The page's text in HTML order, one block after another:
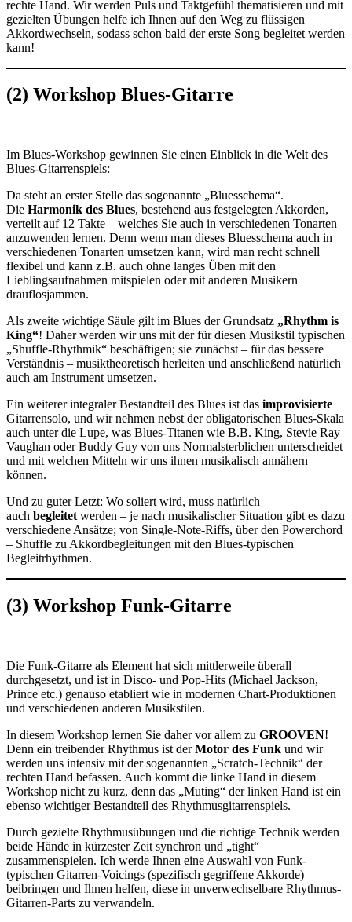
rechte Hand. Wir werden Puls und Taktgefühl thematisieren und mit
gezielten Übungen helfe ich Ihnen auf den Weg zu flüssigen
Akkordwechseln, sodass schon bald der erste Song begleitet werden
kann!
(2) Workshop Blues-Gitarre
Im Blues-Workshop gewinnen Sie einen Einblick in die Welt des
Blues-Gitarrenspiels:
Da steht an erster Stelle das sogenannte „Bluesschema“.
Die Harmonik des Blues, bestehend aus festgelegten Akkorden,
verteilt auf 12 Takte – welches Sie auch in verschiedenen Tonarten
anzuwenden lernen. Denn wenn man dieses Bluesschema auch in
verschiedenen Tonarten umsetzen kann, wird man recht schnell
flexibel und kann z.B. auch ohne langes Üben mit den
Lieblingsaufnahmen mitspielen oder mit anderen Musikern
drauflosjammen.
Als zweite wichtige Säule gilt im Blues der Grundsatz „Rhythm is
King“! Daher werden wir uns mit der für diesen Musikstil typischen
„Shuffle-Rhythmik“ beschäftigen; sie zunächst – für das bessere
Verständnis – musiktheoretisch herleiten und anschließend natürlich
auch am Instrument umsetzen.
Ein weiterer integraler Bestandteil des Blues ist das improvisierte
Gitarrensolo, und wir nehmen nebst der obligatorischen Blues-Skala
auch unter die Lupe, was Blues-Titanen wie B.B. King, Stevie Ray
Vaughan oder Buddy Guy von uns Normalsterblichen unterscheidet
und mit welchen Mitteln wir uns ihnen musikalisch annähern
können.
Und zu guter Letzt: Wo soliert wird, muss natürlich
auch begleitet werden – je nach musikalischer Situation gibt es dazu
verschiedene Ansätze; von Single-Note-Riffs, über den Powerchord
– Shuffle zu Akkordbegleitungen mit den Blues-typischen
Begleitrhythmen.
(3) Workshop Funk-Gitarre
Die Funk-Gitarre als Element hat sich mittlerweile überall
durchgesetzt, und ist in Disco- und Pop-Hits (Michael Jackson,
Prince etc.) genauso etabliert wie in modernen Chart-Produktionen
und verschiedenen anderen Musikstilen.
In diesem Workshop lernen Sie daher vor allem zu GROOVEN!
Denn ein treibender Rhythmus ist derMotor des Funk und wir
werden uns intensiv mit der sogenannten „Scratch-Technik“ der
rechten Hand befassen. Auch kommt die linke Hand in diesem
Workshop nicht zu kurz, denn das „Muting“ der linken Hand ist ein
ebenso wichtiger Bestandteil des Rhythmusgitarrenspiels.
Durch gezielte Rhythmusübungen und die richtige Technik werden
beide Hände in kürzester Zeit synchron und „tight“
zusammenspielen. Ich werde Ihnen eine Auswahl von Funk-
typischen Gitarren-Voicings (spezifisch gegriffene Akkorde)
beibringen und Ihnen helfen, diese in unverwechselbare Rhythmus-
Gitarren-Parts zu verwandeln.